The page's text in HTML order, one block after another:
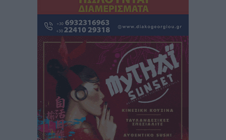
Πάνθηρες: Ξεκίνησαν αισιόδοξοι για την παρθενική
“πτήση” τους
Αθλητικά• πριν 6 ώρες
Άρης Αρχαγγέλου: Στο πλευρό του άτυχου Ιάκωβου
πριν 6 ώρες
Φοίβος: Η μεγάλη επιστροφή του Μπρένο Σαλβατιέρα
Αθλητικά• πριν 6 ώρες